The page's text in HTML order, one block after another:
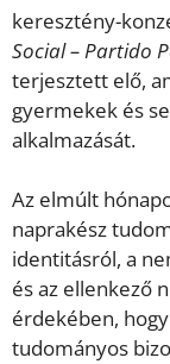
keresztény-
Social – Partido
terjesztett elő,
gyermekek és
alkalmazását.
Az elmúlt
naprakész
identitásról, a
és az ellenkező
érdekében,
tudományos